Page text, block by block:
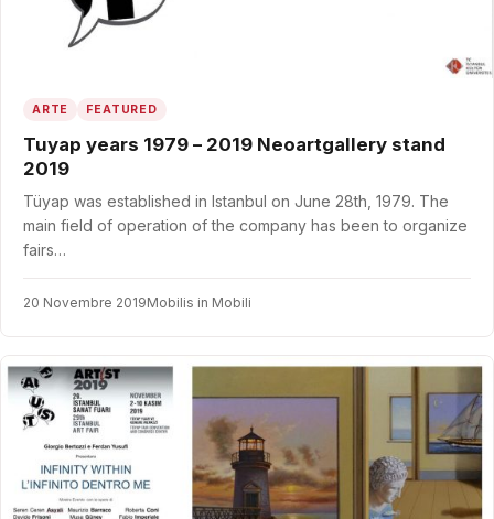
ARTE FEATURED
Tuyap years 1979 – 2019 Neoartgallery stand
2019
Tüyap was established in Istanbul on June 28th, 1979. The
main field of operation of the company has been to organize
fairs…
20 Novembre 2019Mobilis in Mobili